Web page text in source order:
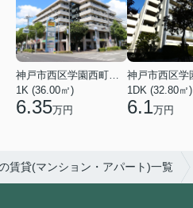
神戸市西区学園西町４丁目
1K (36.00㎡)
6.35万円
1DK (32.80㎡)
6.1万円
賃貸(マンション・アパート)一覧